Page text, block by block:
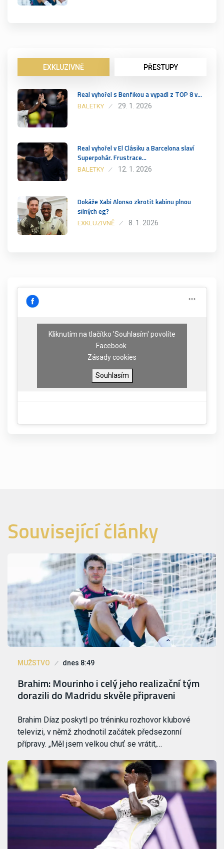
EXKLUZIVNĚ PŘESTUPY
Real vyhořel s Benfikou a vypadl z TOP 8 v…
BALETKY 29. 1. 2026
Real vyhořel v El Clásiku a Barcelona slaví
Superpohár. Frustrace…
BALETKY 12. 1. 2026
Dokáže Xabi Alonso zkrotit kabinu plnou
silných eg?
EXKLUZIVNĚ 8. 1. 2026
Kliknutím na tlačítko 'Souhlasím' povolíte
Facebook
Zásady cookies
Souhlasím
Související články
MUŽSTVO dnes 8:49
Brahim: Mourinho i celý jeho realizační tým
dorazili do Madridu skvěle připraveni
Brahim Díaz poskytl po tréninku rozhovor klubové
televizi, v němž zhodnotil začátek předsezonní
přípravy. „Měl jsem velkou chuť se vrátit,…